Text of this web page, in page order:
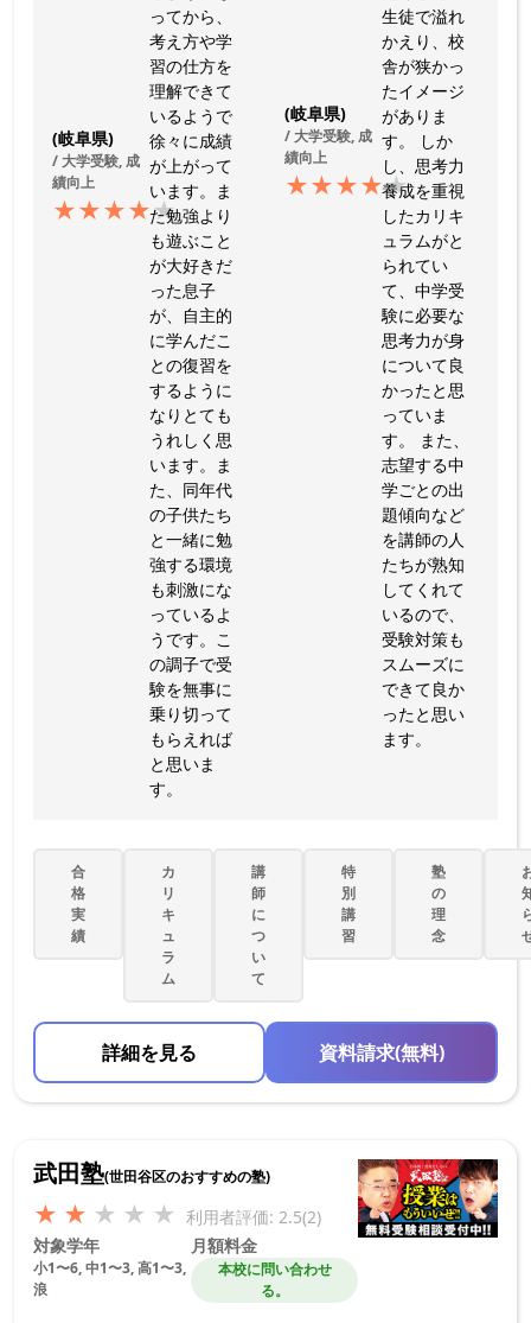
(岐阜県)
/ 大学受験, 成
績向上
★★★★★
ってから、
考え方や学
習の仕方を
理解できて
いるようで
徐々に成績
が上がって
います。ま
た勉強より
も遊ぶこと
が大好きだ
った息子
が、自主的
に学んだこ
との復習を
するように
なりとても
うれしく思
います。ま
た、同年代
の子供たち
と一緒に勉
強する環境
も刺激にな
っているよ
うです。こ
の調子で受
験を無事に
乗り切って
もらえれば
と思いま
す。
(岐阜県)
/ 大学受験, 成
績向上
★★★★★
生徒で溢れ
かえり、校
舎が狭かっ
たイメージ
がありま
す。 しか
し、思考力
養成を重視
したカリキ
ュラムがと
られてい
て、中学受
験に必要な
思考力が身
について良
かったと思
っていま
す。 また、
志望する中
学ごとの出
題傾向など
を講師の人
たちが熟知
してくれて
いるので、
受験対策も
スムーズに
できて良か
ったと思い
ます。
合
格
実
績
カ
リ
キ
ュ
ラ
ム
講
師
に
つ
い
て
特
別
講
習
塾
の
理
念
詳細を見る 資料請求(無料)
武田塾(世田谷区のおすすめの塾)
★ ★ ★ ★ ★ 利用者評価: 2.5(2)
対象学年
小1〜6, 中1〜3, 高1〜3,
浪
月額料金
本校に問い合わせ
る。